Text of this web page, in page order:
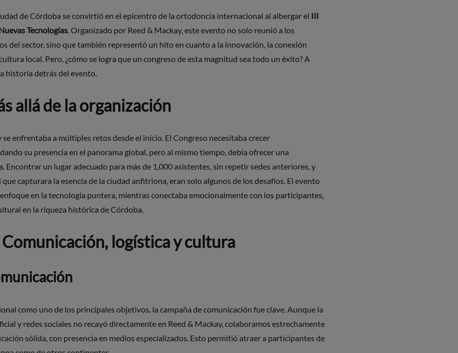
de Córdoba se convirtió en el epicentro de la ortodoncia internacional al albergar el III
Tecnologías. Organizado por Reed & Mackay, este evento no solo reunió a los
del sector, sino que también representó un hito en cuanto a la innovación, la conexión
local. Pero, ¿cómo se logra que un congreso de esta magnitud sea todo un éxito? A
historia detrás del evento.
allá de la organización
se enfrentaba a múltiples retos desde el inicio. El Congreso necesitaba crecer
su presencia en el panorama global, pero al mismo tiempo, debía ofrecer una
Encontrar un lugar adecuado para más de 1,000 asistentes, sin repetir sedes anteriores, y
capturara la esencia de la ciudad anfitriona, eran solo algunos de los desafíos. El evento
en la tecnología puntera, mientras conectaba emocionalmente con los participantes,
en la riqueza histórica de Córdoba.
logística y cultura
como uno de los principales objetivos, la campaña de comunicación fue clave. Aunque la
y redes sociales no recayó directamente en Reed & Mackay, colaboramos estrechamente
sólida, con presencia en medios especializados. Esto permitió atraer a participantes de